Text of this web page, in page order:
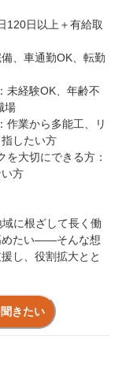
120日以上＋有給取
、車通勤OK、転勤
未経験OK、年齢不
場
作業から多能工、リ
したい方
を大切にできる方：
方
に根ざして長く働
めたい——そんな想
し、役割拡大とと
きたい